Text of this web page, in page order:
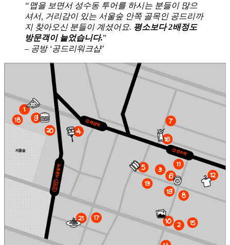
“맵을 보면서 성수동 투어를 하시는 분들이 많으
셔서, 거리감이 있는 서울숲 안쪽 골목인 공드리까
지 찾아오신 분들이 계셨어요. 평소보다 2배정도
방문객이 늘었습니다.”
– 공방 ‘공드리워크샵’